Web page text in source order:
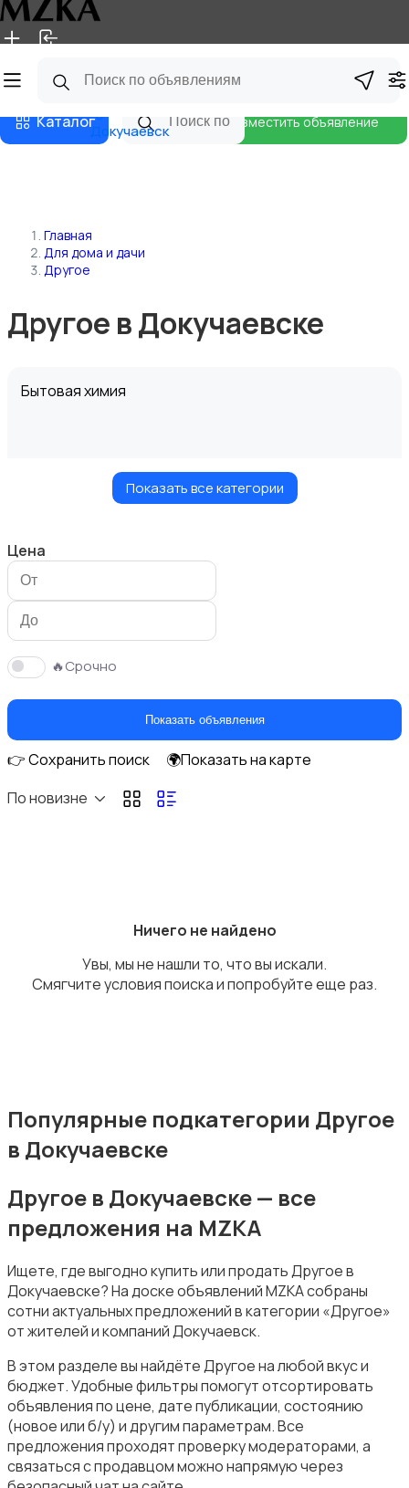
Главная Магазины
КаталогДокучаевск
Разместить объявление
Главная
Для дома и дачи
Другое
Другое в Докучаевске
Бытовая химия
Кровати и матрасы
Кухонные гарнитуры
Подставки и тумбы
Посуда
Показать все категории
Цена
🔥Срочно
Показать объявления
👉 Сохранить поиск
🌍Показать на карте
По новизне
Ничего не найдено
Увы, мы не нашли то, что вы искали.
Смягчите условия поиска и попробуйте еще раз.
Популярные подкатегории Другое
в Докучаевске
Другое в Докучаевске — все
предложения на MZKA
Ищете, где выгодно купить или продать Другое в
Докучаевске? На доске объявлений MZKA собраны
сотни актуальных предложений в категории «Другое»
от жителей и компаний Докучаевск.
В этом разделе вы найдёте Другое на любой вкус и
бюджет. Удобные фильтры помогут отсортировать
объявления по цене, дате публикации, состоянию
(новое или б/у) и другим параметрам. Все
предложения проходят проверку модераторами, а
связаться с продавцом можно напрямую через